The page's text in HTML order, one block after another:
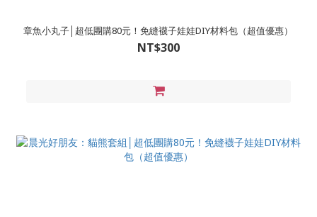
章魚小丸子│超低團購80元！免縫襪子娃娃DIY材料包（超值優惠）
NT$300